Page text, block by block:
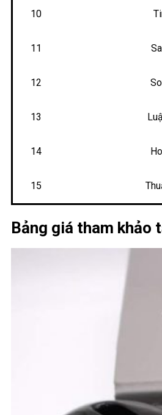
10
11
12
13
14
15
Bảng giá tham khảo